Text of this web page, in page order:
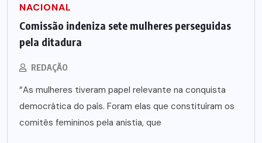
NACIONAL
Comissão indeniza sete mulheres perseguidas
pela ditadura
REDAÇÃO
“As mulheres tiveram papel relevante na conquista
democrática do país. Foram elas que constituíram os
comitês femininos pela anistia, que